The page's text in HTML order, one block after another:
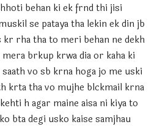
behan ki ek frnd thi jisi
se pataya tha lekin ek din jb
kr rha tha to meri behan ne dekh
brkup krwa dia or kaha ki
vo sb krna hoga jo me uski
krta tha vo mujhe blckmail krna
h agar maine aisa ni kiya to
bta degi usko kaise samjhau